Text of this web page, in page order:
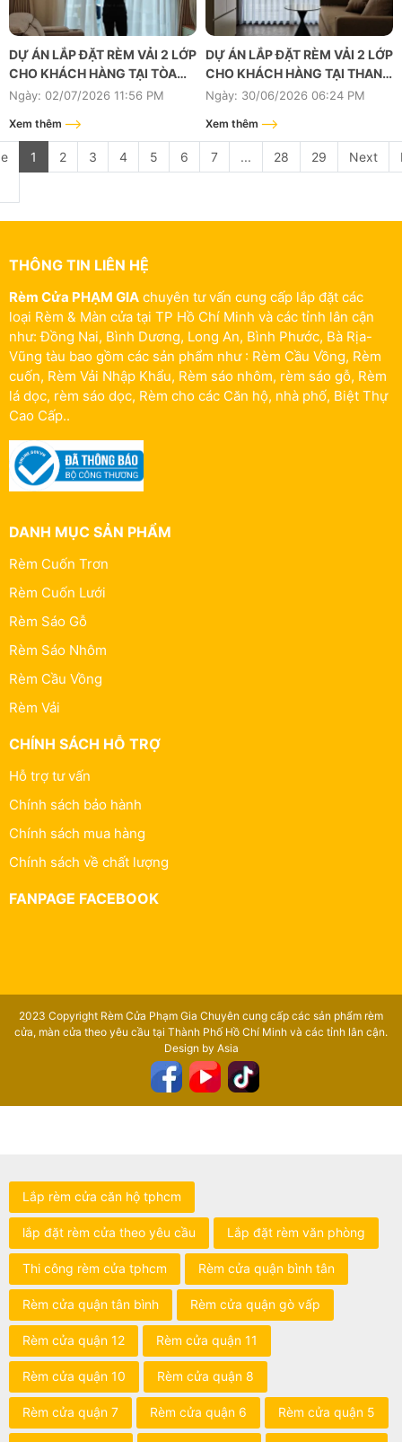
DỰ ÁN LẮP ĐẶT RÈM VẢI 2 LỚP
CHO KHÁCH HÀNG TẠI TÒA
OS5, VINHOMES GRAND PARK,
Ngày: 02/07/2026 11:56 PM
Xem thêm
DỰ ÁN LẮP ĐẶT RÈM VẢI 2 LỚP
CHO KHÁCH HÀNG TẠI THANH
MỸ LỢI, QUẬN 2, TP. HỒ CHÍ
Ngày: 30/06/2026 06:24 PM
Xem thêm
1 2 3 4 5 6 7 ... 28 29 Next
THÔNG TIN LIÊN HỆ
Rèm Cửa PHẠM GIA chuyên tư vấn cung cấp lắp đặt các
loại Rèm & Màn cửa tại TP Hồ Chí Minh và các tỉnh lân cận
như: Đồng Nai, Bình Dương, Long An, Bình Phước, Bà Rịa-
Vũng tàu bao gồm các sản phẩm như : Rèm Cầu Vồng, Rèm
cuốn, Rèm Vải Nhập Khẩu, Rèm sáo nhôm, rèm sáo gỗ, Rèm
lá dọc, rèm sáo dọc, Rèm cho các Căn hộ, nhà phố, Biệt Thự
Cao Cấp..
DANH MỤC SẢN PHẨM
Rèm Cuốn Trơn
Rèm Cuốn Lưới
Rèm Sáo Gỗ
Rèm Sáo Nhôm
Rèm Cầu Vồng
Rèm Vải
CHÍNH SÁCH HỖ TRỢ
Hỗ trợ tư vấn
Chính sách bảo hành
Chính sách mua hàng
Chính sách về chất lượng
FANPAGE FACEBOOK
2023 Copyright Rèm Cửa Phạm Gia Chuyên cung cấp các sản phẩm rèm
cửa, màn cửa theo yêu cầu tại Thành Phố Hồ Chí Minh và các tỉnh lân cận.
Design by Asia
Lắp rèm cửa căn hộ tphcm
lắp đặt rèm cửa theo yêu cầu Lắp đặt rèm văn phòng
Thi công rèm cửa tphcm Rèm cửa quận bình tân
Rèm cửa quận tân bình Rèm cửa quận gò vấp
Rèm cửa quận 12 Rèm cửa quận 11
Rèm cửa quận 10 Rèm cửa quận 8
Rèm cửa quận 7 Rèm cửa quận 6 Rèm cửa quận 5